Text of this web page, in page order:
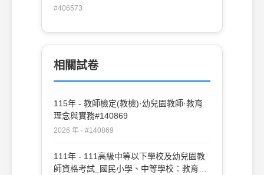
文理組 (D)學術組
#406573
相關試卷
115年 - 教師檢定(教檢)·幼兒園教師·教育
理念與實務#140869
2026 年 · #140869
111年 - 111高級中等以下學校及幼兒園教
師資格考試_國民小學、中等學校︰教育理